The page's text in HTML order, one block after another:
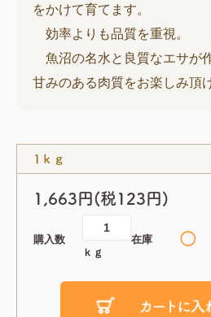
をかけて育てます。
効率よりも品質を重視。
魚沼の名水と良質なエサが
甘みのある肉質をお楽しみ頂
1ｋｇ
1,663円(税123円)
購入数
ｋｇ
在庫 ◯